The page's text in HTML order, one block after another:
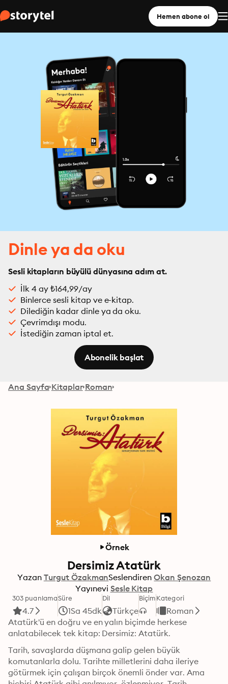
Hemen abone ol
Dinle ya da oku
Sesli kitapların büyülü dünyasına adım at.
İlk 4 ay ₺164,99/ay
Binlerce sesli kitap ve e-kitap.
Dilediğin kadar dinle ya da oku.
Çevrimdışı modu.
İstediğin zaman iptal et.
Abonelik başlat
Ana Sayfa Kitaplar Roman
Örnek
Dersimiz Atatürk
Yazan Turgut ÖzakmanSeslendiren Okan Şenozan
Yayınevi Sesle Kitap
303 puanlama
4.7
Süre
1Sa 45dk
Dil
Türkçe
BiçimKategori
Roman
Atatürk'ü en doğru ve en yalın biçimde herkese
anlatabilecek tek kitap: Dersimiz: Atatürk.
Tarih, savaşlarda düşmana galip gelen büyük
komutanlarla dolu. Tarihte milletlerini daha ileriye
götürmek için çalışan birçok önemli önder var. Ama